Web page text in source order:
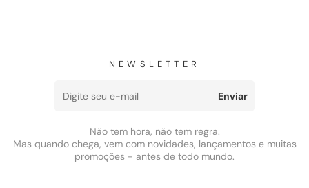
NEWSLETTER
Enviar
Não tem hora, não tem regra.
Mas quando chega, vem com novidades, lançamentos e muitas
promoções - antes de todo mundo.